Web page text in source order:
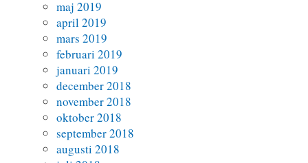
maj 2019
april 2019
mars 2019
februari 2019
januari 2019
december 2018
november 2018
oktober 2018
september 2018
augusti 2018